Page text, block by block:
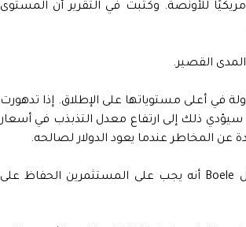
السابقة في أسعار الذهب عند 1،931 دولارًا أمريكيًا للأونصة. وكتبت في التقرير أن المستوى
القصير.
في أعلى مستوياتها على الإطلاق. إذا تدهورت
ذلك إلى ارتفاع معدل التذبذب في أسعار
عن المخاطر عندما يعود الدولار لصالحه.
على الرغم من بعض الضعف المحتمل على المدى القريب ، قال Boele أنه يجب على المستثمرين الحفاظ على